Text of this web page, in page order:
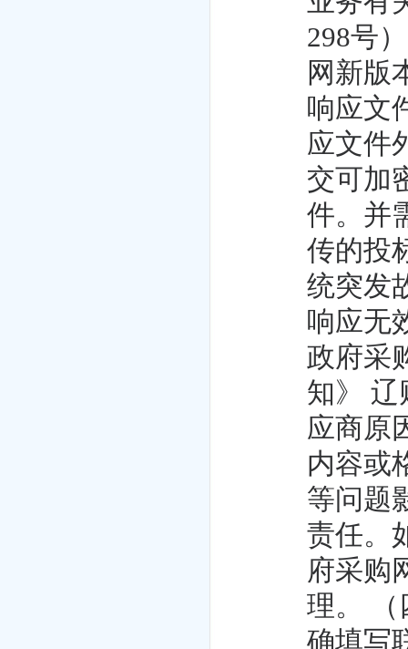
298号
网新版
响应文
应文件
交可加
件。并
传的投
统突发
响应无
政府采
知》 辽
应商原
内容或
等问题
责任。
府采购
理。 （
确填写